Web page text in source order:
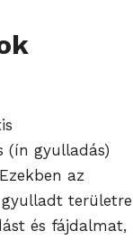
(ín gyulladás)
az
területre
és fájdalmat,